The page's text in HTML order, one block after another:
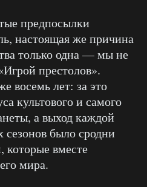
предпосылки
настоящая же причина
только одна — мы не
престолов».
восемь лет: за это
культового и самого
а выход каждой
сезонов было сродни
вместе
мира.